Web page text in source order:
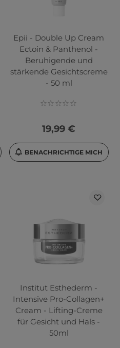
Epii - Double Up Cream
Ectoin & Panthenol -
Beruhigende und
stärkende Gesichtscreme
- 50 ml
19,99 €
BENACHRICHTIGE MICH
Institut Esthederm -
Intensive Pro-Collagen+
Cream - Lifting-Creme
für Gesicht und Hals -
50ml